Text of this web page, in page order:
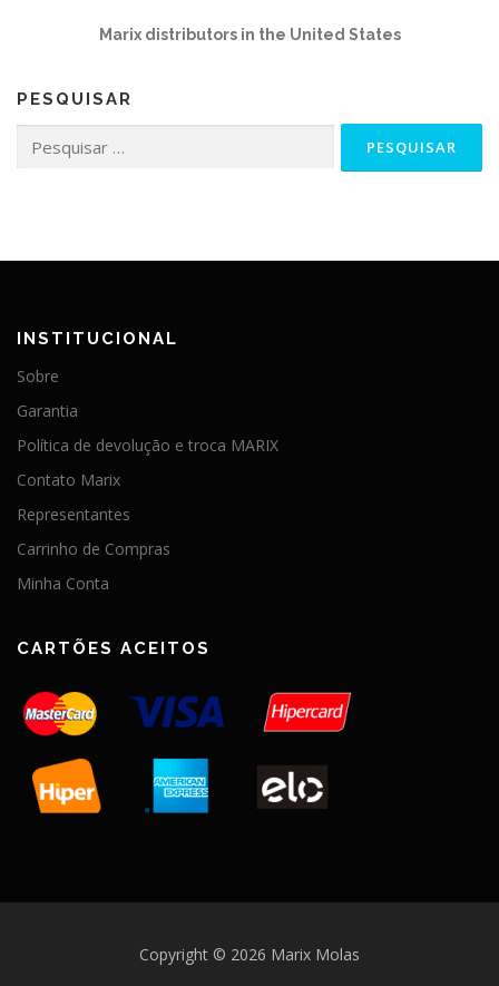
Marix distributors in the United States
PESQUISAR
por:
INSTITUCIONAL
Sobre
Garantia
Política de devolução e troca MARIX
Contato Marix
Representantes
Carrinho de Compras
Minha Conta
CARTÕES ACEITOS
Copyright © 2026 Marix Molas